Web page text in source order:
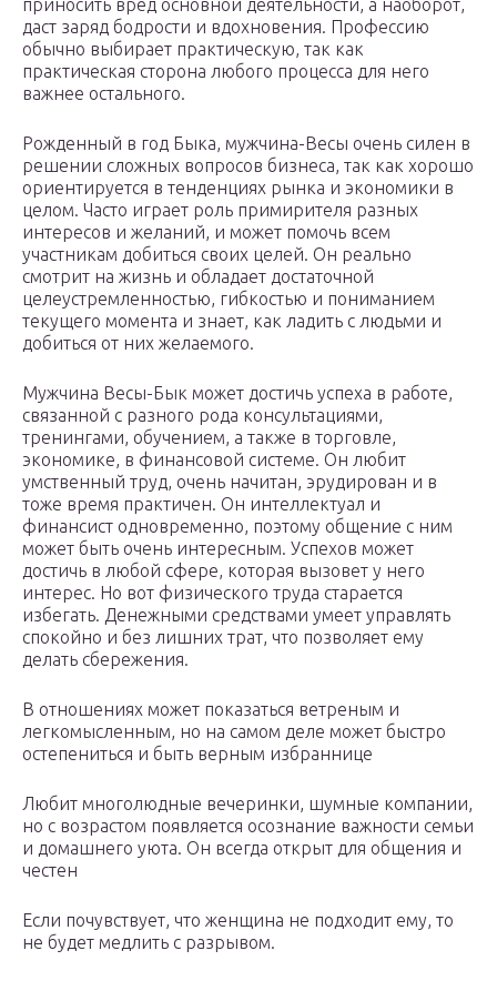
приносить вред основной деятельности, а наоборот,
даст заряд бодрости и вдохновения. Профессию
обычно выбирает практическую, так как
практическая сторона любого процесса для него
важнее остального.
Рожденный в год Быка, мужчина-Весы очень силен в
решении сложных вопросов бизнеса, так как хорошо
ориентируется в тенденциях рынка и экономики в
целом. Часто играет роль примирителя разных
интересов и желаний, и может помочь всем
участникам добиться своих целей. Он реально
смотрит на жизнь и обладает достаточной
целеустремленностью, гибкостью и пониманием
текущего момента и знает, как ладить с людьми и
добиться от них желаемого.
Мужчина Весы-Бык может достичь успеха в работе,
связанной с разного рода консультациями,
тренингами, обучением, а также в торговле,
экономике, в финансовой системе. Он любит
умственный труд, очень начитан, эрудирован и в
тоже время практичен. Он интеллектуал и
финансист одновременно, поэтому общение с ним
может быть очень интересным. Успехов может
достичь в любой сфере, которая вызовет у него
интерес. Но вот физического труда старается
избегать. Денежными средствами умеет управлять
спокойно и без лишних трат, что позволяет ему
делать сбережения.
В отношениях может показаться ветреным и
легкомысленным, но на самом деле может быстро
остепениться и быть верным избраннице
Любит многолюдные вечеринки, шумные компании,
но с возрастом появляется осознание важности семьи
и домашнего уюта. Он всегда открыт для общения и
честен
Если почувствует, что женщина не подходит ему, то
не будет медлить с разрывом.